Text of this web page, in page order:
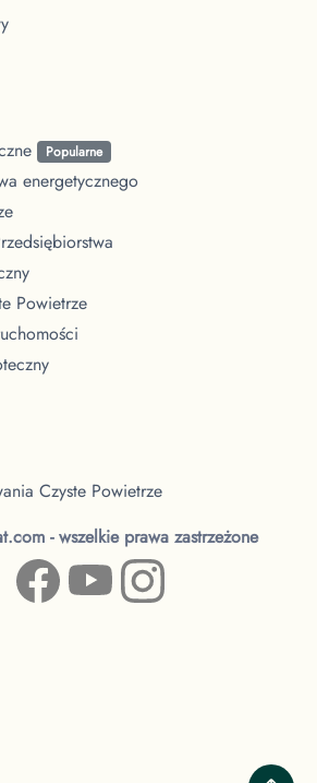
Popularne
energetycznego
Powietrze
Czyste Powietrze
- wszelkie prawa zastrzeżone